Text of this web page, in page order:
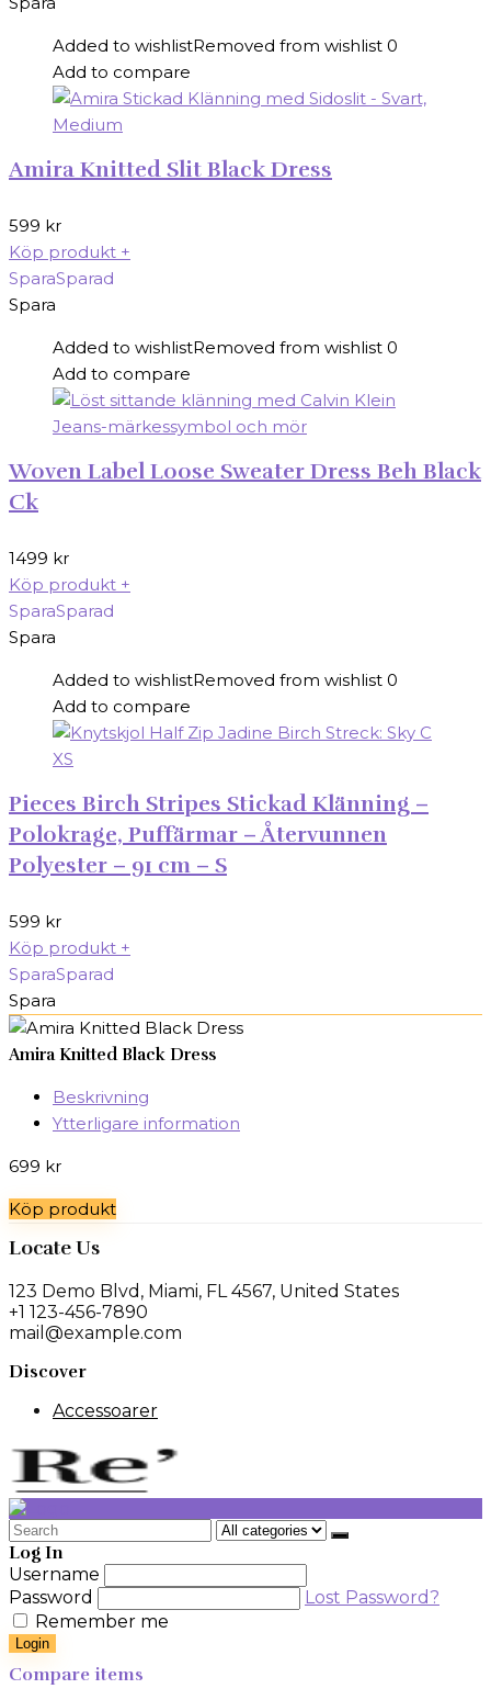
Added to wishlistRemoved from wishlist 0
Add to compare
Amira Knitted Slit Black Dress
599 kr
Köp produkt +
SparaSparad
Spara
Added to wishlistRemoved from wishlist 0
Add to compare
Woven Label Loose Sweater Dress Beh Black
Ck
1499 kr
Köp produkt +
SparaSparad
Spara
Added to wishlistRemoved from wishlist 0
Add to compare
Pieces Birch Stripes Stickad Klänning –
Polokrage, Puffärmar – Återvunnen
Polyester – 91 cm – S
599 kr
Köp produkt +
SparaSparad
Spara
Amira Knitted Black Dress
Beskrivning
Ytterligare information
699 kr
Köp produkt
Locate Us
123 Demo Blvd, Miami, FL 4567, United States
+1 123-456-7890
mail@example.com
Discover
Accessoarer
Search
for:
Log In
Username
Password
Lost Password?
Remember me
Login
Compare items